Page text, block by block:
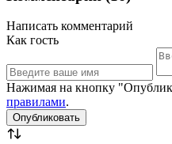
Написать комментарий
Как гость
Нажимая на кнопку
правилами.